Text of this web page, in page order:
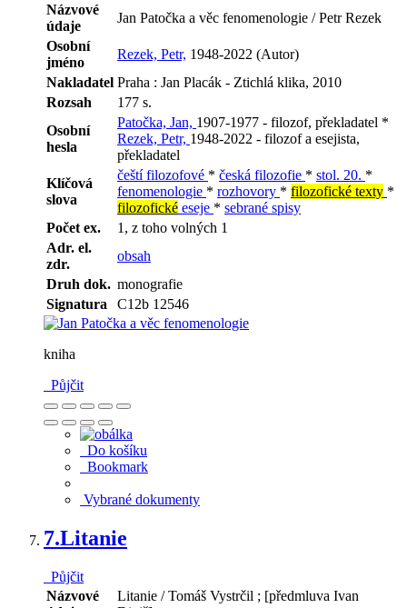
Názvové
údaje
Jan Patočka a věc fenomenologie / Petr Rezek
Osobní
jméno
Rezek, Petr, 1948-2022 (Autor)
Nakladatel Praha : Jan Placák - Ztichlá klika, 2010
Rozsah
177 s.
Osobní
hesla
Patočka, Jan, 1907-1977 - filozof, překladatel *
Rezek, Petr, 1948-2022 - filozof a esejista,
překladatel
Klíčová
slova
čeští filozofové * česká filozofie * stol. 20. *
fenomenologie * rozhovory * filozofické texty *
filozofické eseje * sebrané spisy
Počet ex.
1, z toho volných 1
Adr. el.
zdr.
obsah
Druh dok. monografie
Signatura
C12b 12546
kniha
Půjčit
Do košíku
Bookmark
Vybrané dokumenty
7.Litanie
Půjčit
Názvové
Litanie / Tomáš Vystrčil ; [předmluva Ivan